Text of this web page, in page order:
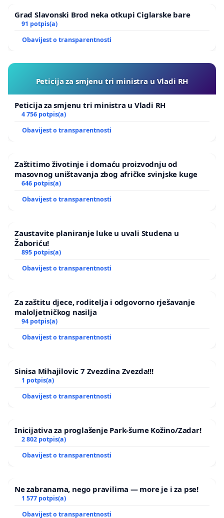
Grad Slavonski Brod neka otkupi Ciglarske bare
91 potpis(a)
Obavijest o transparentnosti
Peticija za smjenu tri ministra u Vladi RH
Peticija za smjenu tri ministra u Vladi RH
4 756 potpis(a)
Obavijest o transparentnosti
Zaštitimo životinje i domaću proizvodnju od
masovnog uništavanja zbog afričke svinjske kuge
646 potpis(a)
Obavijest o transparentnosti
Zaustavite planiranje luke u uvali Studena u
Žaboriću!
895 potpis(a)
Obavijest o transparentnosti
Za zaštitu djece, roditelja i odgovorno rješavanje
maloljetničkog nasilja
94 potpis(a)
Obavijest o transparentnosti
Sinisa Mihajilovic 7 Zvezdina Zvezda!!!
1 potpis(a)
Obavijest o transparentnosti
Inicijativa za proglašenje Park-šume Kožino/Zadar!
2 802 potpis(a)
Obavijest o transparentnosti
Ne zabranama, nego pravilima — more je i za pse!
1 577 potpis(a)
Obavijest o transparentnosti